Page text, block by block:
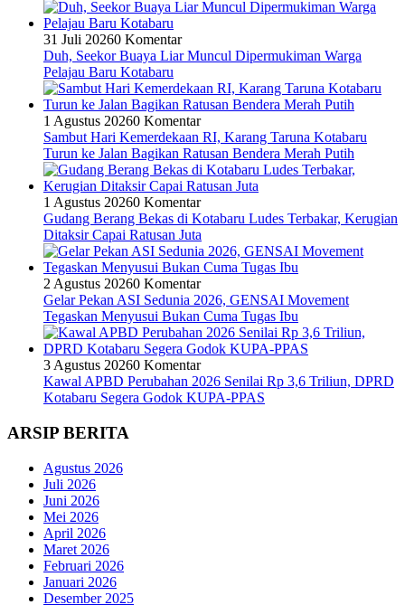
31 Juli 20260 Komentar
Duh, Seekor Buaya Liar Muncul Dipermukiman Warga
Pelajau Baru Kotabaru
1 Agustus 20260 Komentar
Sambut Hari Kemerdekaan RI, Karang Taruna Kotabaru
Turun ke Jalan Bagikan Ratusan Bendera Merah Putih
1 Agustus 20260 Komentar
Gudang Berang Bekas di Kotabaru Ludes Terbakar, Kerugian
Ditaksir Capai Ratusan Juta
2 Agustus 20260 Komentar
Gelar Pekan ASI Sedunia 2026, GENSAI Movement
Tegaskan Menyusui Bukan Cuma Tugas Ibu
3 Agustus 20260 Komentar
Kawal APBD Perubahan 2026 Senilai Rp 3,6 Triliun, DPRD
Kotabaru Segera Godok KUPA-PPAS
ARSIP BERITA
Agustus 2026
Juli 2026
Juni 2026
Mei 2026
April 2026
Maret 2026
Februari 2026
Januari 2026
Desember 2025